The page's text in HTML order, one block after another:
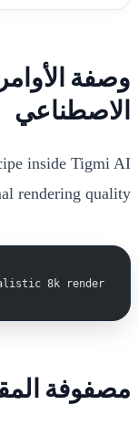
وصفة
الاصطناعي
inside Tigmi AI
rendering quality:
8k render.
مصفوفة